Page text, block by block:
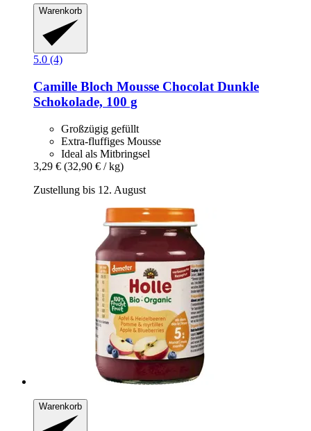
Warenkorb
5.0 (4)
Camille Bloch Mousse Chocolat Dunkle
Schokolade, 100 g
Großzügig gefüllt
Extra-fluffiges Mousse
Ideal als Mitbringsel
3,29 € (32,90 € / kg)
Zustellung bis 12. August
Warenkorb